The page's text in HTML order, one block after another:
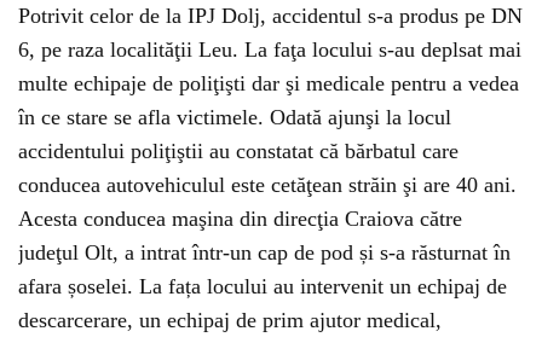
Potrivit celor de la IPJ Dolj, accidentul s-a produs pe DN
6, pe raza localităţii Leu. La faţa locului s-au deplsat mai
multe echipaje de poliţişti dar şi medicale pentru a vedea
în ce stare se afla victimele. Odată ajunşi la locul
accidentului poliţiştii au constatat că bărbatul care
conducea autovehiculul este cetăţean străin şi are 40 ani.
Acesta conducea maşina din direcţia Craiova către
judeţul Olt, a intrat într-un cap de pod și s-a răsturnat în
afara șoselei. La fața locului au intervenit un echipaj de
descarcerare, un echipaj de prim ajutor medical,